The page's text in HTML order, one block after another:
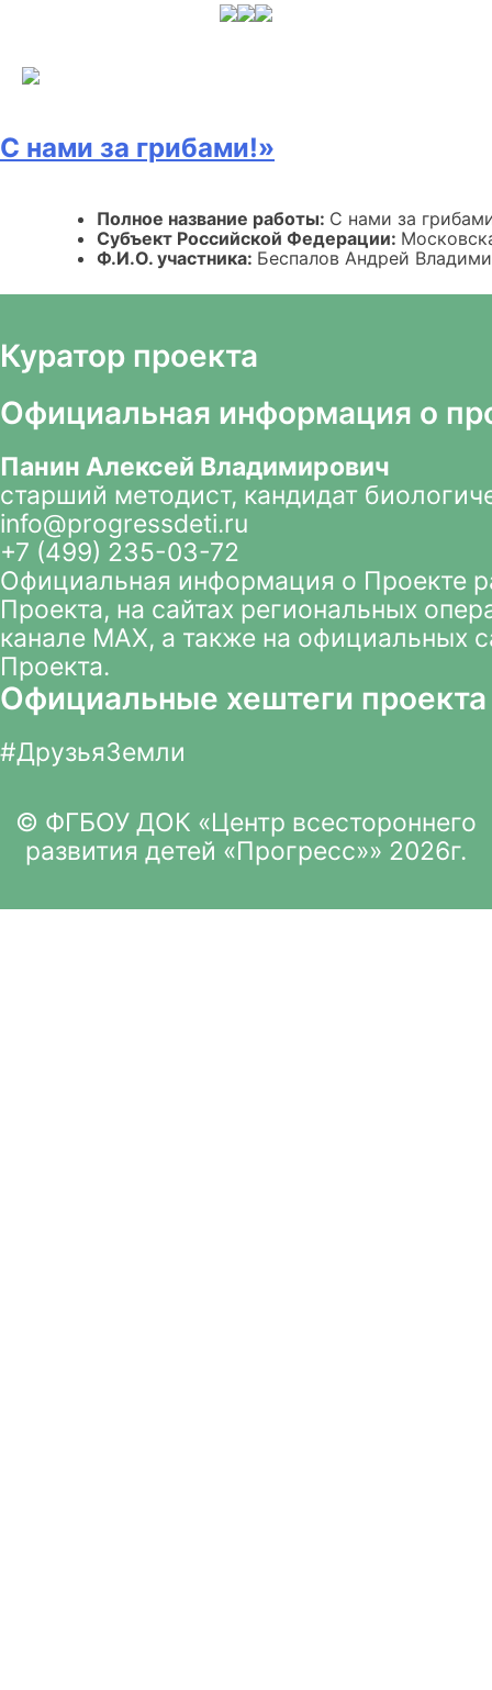
С нами за грибами!»
Полное название работы: С нами за
Субъект Российской Федерации:
Ф.И.О. участника: Беспалов Андрей
Куратор проекта
Официальная информация о
Панин Алексей Владимирович
старший методист, кандидат
info@progressdeti.ru
+7 (499) 235-03-72
Официальная информация о Проекте
Проекта, на сайтах региональных
канале MAX, а также на официальных
Проекта.
Официальные хештеги проекта
#ДрузьяЗемли
© ФГБОУ ДОК «Центр всестороннего
развития детей «Прогресс»» 2026г.